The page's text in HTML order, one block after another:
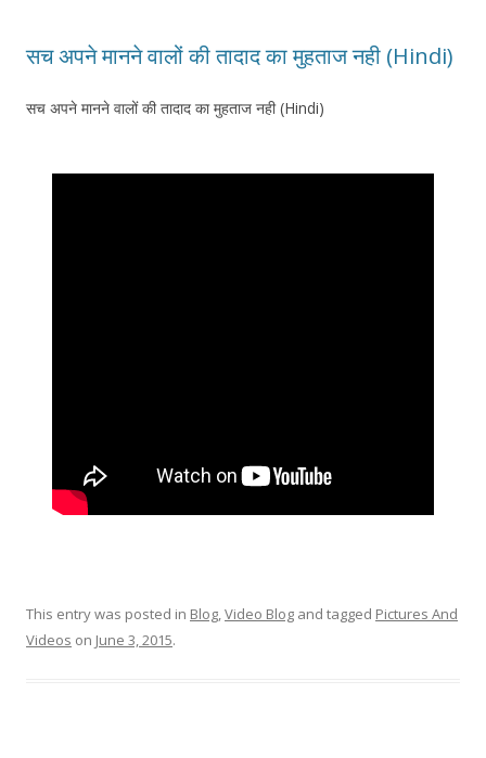
सच अपने मानने वालों की तादाद का मुहताज नही (Hindi)
सच अपने मानने वालों की तादाद का मुहताज नही (Hindi)
This entry was posted in Blog,Video Blog and tagged Pictures And
Videos on June 3, 2015.